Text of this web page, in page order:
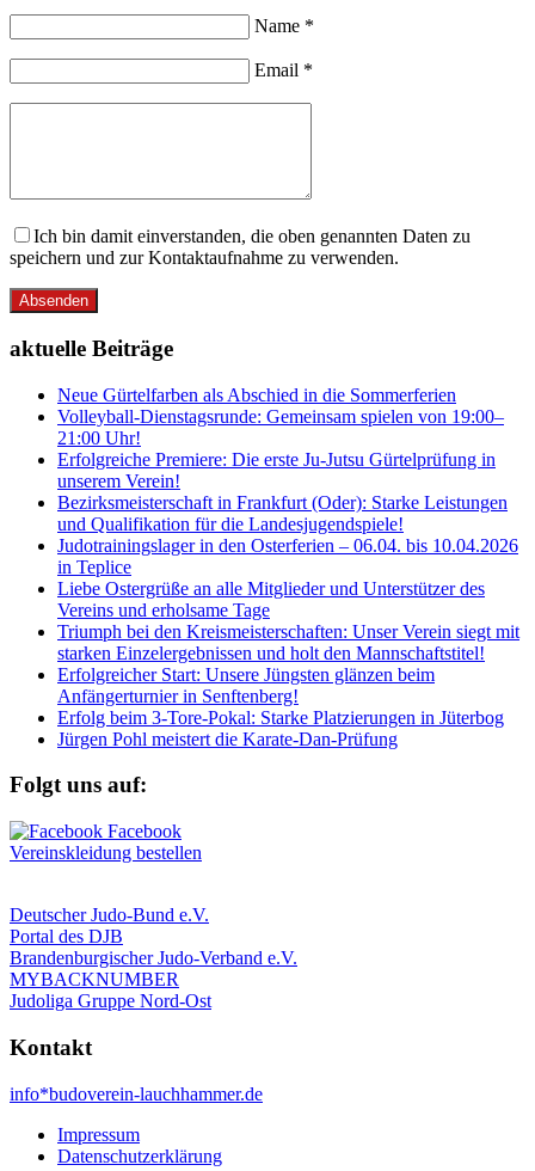
Name *
Email *
Ich bin damit einverstanden, die oben genannten Daten zu
speichern und zur Kontaktaufnahme zu verwenden.
Absenden
aktuelle Beiträge
Neue Gürtelfarben als Abschied in die Sommerferien
Volleyball-Dienstagsrunde: Gemeinsam spielen von 19:00–
21:00 Uhr!
Erfolgreiche Premiere: Die erste Ju-Jutsu Gürtelprüfung in
unserem Verein!
Bezirksmeisterschaft in Frankfurt (Oder): Starke Leistungen
und Qualifikation für die Landesjugendspiele!
Judotrainingslager in den Osterferien – 06.04. bis 10.04.2026
in Teplice
Liebe Ostergrüße an alle Mitglieder und Unterstützer des
Vereins und erholsame Tage
Triumph bei den Kreismeisterschaften: Unser Verein siegt mit
starken Einzelergebnissen und holt den Mannschaftstitel!
Erfolgreicher Start: Unsere Jüngsten glänzen beim
Anfängerturnier in Senftenberg!
Erfolg beim 3-Tore-Pokal: Starke Platzierungen in Jüterbog
Jürgen Pohl meistert die Karate-Dan-Prüfung
Folgt uns auf:
Vereinskleidung bestellen
Deutscher Judo-Bund e.V.
Portal des DJB
Brandenburgischer Judo-Verband e.V.
MYBACKNUMBER
Judoliga Gruppe Nord-Ost
Kontakt
info*budoverein-lauchhammer.de
Impressum
Datenschutzerklärung